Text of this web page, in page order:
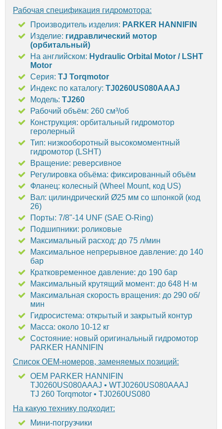
Рабочая спецификация гидромотора:
Производитель изделия: PARKER HANNIFIN
Изделие: гидравлический мотор
(орбитальный)
На английском: Hydraulic Orbital Motor / LSHT
Motor
Серия: TJ Torqmotor
Индекс по каталогу: TJ0260US080AAAJ
Модель: TJ260
Рабочий объём: 260 см³/об
Конструкция: орбитальный гидромотор
геролерный
Тип: низкооборотный высокомоментный
гидромотор (LSHT)
Вращение: реверсивное
Регулировка объёма: фиксированный объём
Фланец: колесный (Wheel Mount, код US)
Вал: цилиндрический Ø25 мм со шпонкой (код
26)
Порты: 7/8"-14 UNF (SAE O-Ring)
Подшипники: роликовые
Максимальный расход: до 75 л/мин
Максимальное непрерывное давление: до 140
бар
Кратковременное давление: до 190 бар
Максимальный крутящий момент: до 648 Н·м
Максимальная скорость вращения: до 290 об/
мин
Гидросистема: открытый и закрытый контур
Масса: около 10-12 кг
Состояние: новый оригинальный гидромотор
PARKER HANNIFIN
Список OEM-номеров, заменяемых позиций:
OEM PARKER HANNIFIN
TJ0260US080AAAJ • WTJ0260US080AAAJ
TJ 260 Torqmotor • TJ0260US080
На какую технику подходит:
Мини-погрузчики